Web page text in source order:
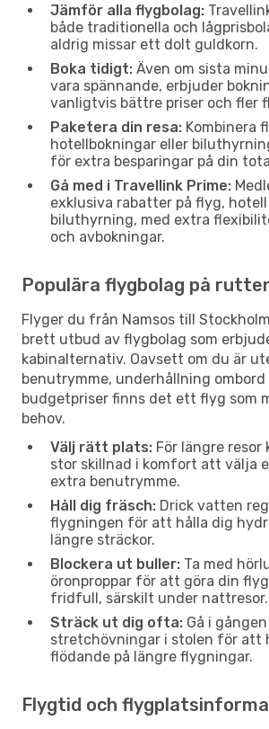
Jämför alla flygbolag:
både traditionella och
aldrig missar ett dolt guldkorn.
Boka tidigt: Även om sista
vara spännande, erbjuder
vanligtvis bättre priser och fler
Paketera din resa: Kombinera
hotellbokningar eller
för extra besparingar på din
Gå med i Travellink Prime:
exklusiva rabatter på flyg,
biluthyrning, med extra
och avbokningar.
Populära flygbolag på
Flyger du från Namsos till
brett utbud av flygbolag som
kabinalternativ. Oavsett om du är
benutrymme, underhållning ombord
budgetpriser finns det ett flyg som
behov.
Välj rätt plats: För längre resor
stor skillnad i komfort att välja
extra benutrymme.
Håll dig fräsch: Drick vatten
flygningen för att hålla dig
längre sträckor.
Blockera ut buller: Ta med
öronproppar för att göra din
fridfull, särskilt under nattresor.
Sträck ut dig ofta: Gå i
stretchövningar i stolen för att
flödande på längre flygningar.
Flygtid och